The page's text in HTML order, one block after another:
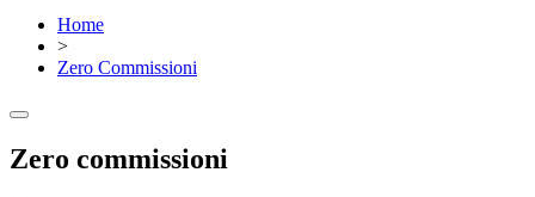
Home
>
Zero Commissioni
Zero commissioni